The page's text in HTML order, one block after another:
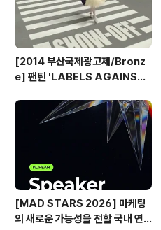
[2014 부산국제광고제/Bronz
e] 팬틴 'LABELS AGAINST
[MAD STARS 2026] 마케팅
의 새로운 가능성을 전할 국내 연